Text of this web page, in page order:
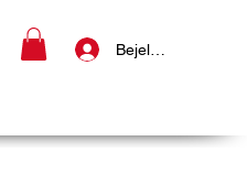
Bejelentkezés